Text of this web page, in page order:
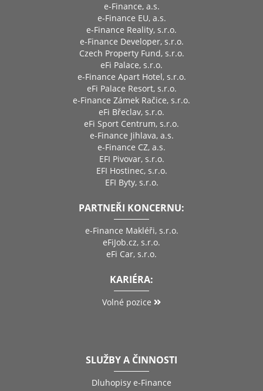
e-Finance, a.s.
e-Finance EU, a.s.
e-Finance Reality, s.r.o.
e-Finance Developer, s.r.o.
Czech Property Fund, s.r.o.
eFi Palace, s.r.o.
e-Finance Apart Hotel, s.r.o.
eFi Palace Resort, s.r.o.
e-Finance Zámek Račice, s.r.o.
eFi Břeclav, s.r.o.
eFi Sport Centrum, s.r.o.
e-Finance Jihlava, a.s.
e-Finance CZ, a.s.
EFI Pivovar, s.r.o.
EFI Hostinec, s.r.o.
EFI Byty, s.r.o.
PARTNEŘI KONCERNU:
e-Finance Makléři, s.r.o.
eFiJob.cz, s.r.o.
eFi Car, s.r.o.
KARIÉRA:
Volné pozice
SLUŽBY A ČINNOSTI
Dluhopisy e-Finance